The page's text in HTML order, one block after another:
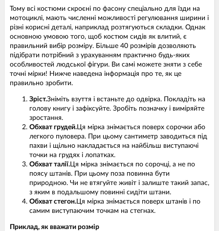
Тому всі костюми скроєні по фасону спеціально для їзди на
мотоциклі, мають численні можливості регулювання ширини і
різні корисні деталі, наприклад розтягуються складки. Однак
основною умовою того, щоб костюм сидів як влитий, є
правильний вибір розміру. Більше 40 розмірів дозволяють
підібрати потрібний з урахуванням практично будь-яких
особливостей людської фігури. Ви самі можете зняти з себе
точні мірки! Нижче наведена інформація про те, як це
правильно зробити.
Зріст.Зніміть взуття і встаньте до одвірка. Покладіть на
голову книгу і зафіксуйте. Зробіть позначку і виміряйте
зростання.
Обхват грудей.Ця мірка знімається поверх сорочки або
легкого пуловера. При цьому сантиметр заводиться під
пахви і щільно накладається на найбільш виступаючі
точки на грудях і лопатках.
Обхват талії.Ця мірка знімається по сорочці, а не по
поясу штанів. При цьому поза повинна бути
природною. Чи не втягуйте живіт і залиште такий запас,
з яким в подальшому повинні сидіти штани.
Обхват стегон.Ця мірка знімається поверх штанів і по
самим виступаючим точкам на стегнах.
Приклад, як вважати розмір